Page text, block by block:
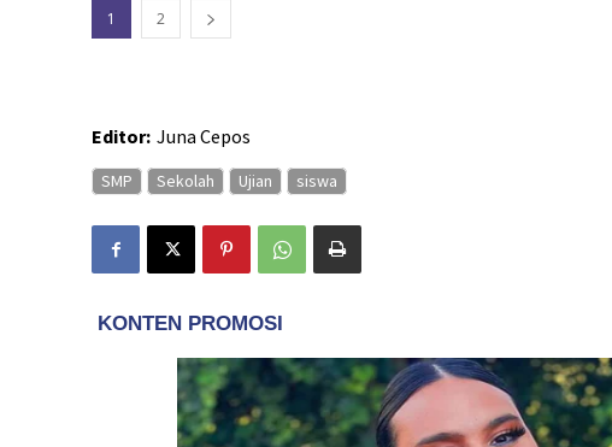
1 2
Editor: Juna Cepos
SMP Sekolah Ujian siswa